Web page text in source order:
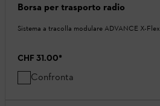
Borsa per trasporto radio
Sistema a tracolla modulare ADVANCE X-Flex
CHF 31.00*
Confronta